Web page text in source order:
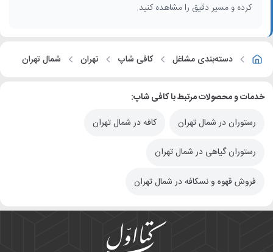
کرده و مسیر دقیق را مشاهده کنید.
دسته‌بندی مشاغل کافی شاپ تهران شمال تهران
خدمات و محصولات مرتبط با کافی شاپ:
رستوران در شمال تهران
کافه در شمال تهران
رستوران گیاهی در شمال تهران
فروش قهوه و نسکافه در شمال تهران